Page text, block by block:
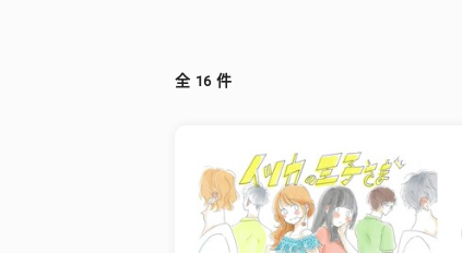
全 16 件